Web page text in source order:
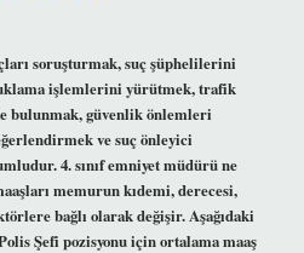
soruşturmak, suç şüphelilerini
işlemlerini yürütmek, trafik
bulunmak, güvenlik önlemleri
ve suç önleyici
4. sınıf emniyet müdürü ne
memurun kıdemi, derecesi,
bağlı olarak değişir. Aşağıdaki
Şefi pozisyonu için ortalama maaş